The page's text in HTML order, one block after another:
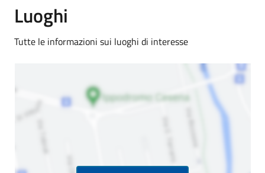
Luoghi
Tutte le informazioni sui luoghi di interesse